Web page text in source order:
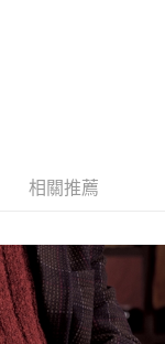
相關推薦